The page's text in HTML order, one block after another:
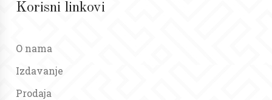
Korisni linkovi
O nama
Izdavanje
Prodaja